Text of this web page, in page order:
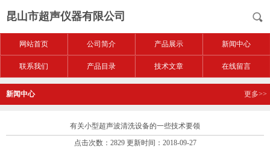
昆山市超声仪器有限公司
网站首页 公司简介 产品展示 新闻中心
联系我们 产品目录 技术文章 在线留言
新闻中心 更多>>
有关小型超声波清洗设备的一些技术要领
点击次数：2829 更新时间：2018-09-27